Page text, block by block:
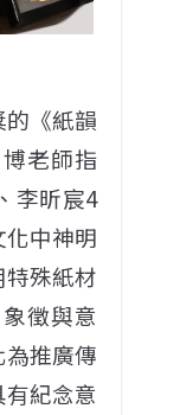
《紙韻
老師指
李昕宸4
中神明
殊紙材
徵與意
推廣傳
紀念意